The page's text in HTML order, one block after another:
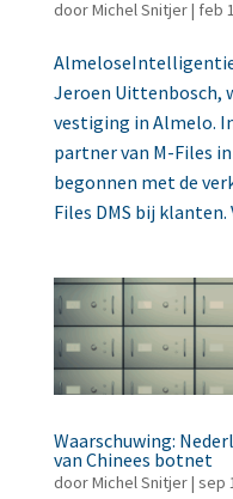
doorMichel Snitjer| feb
Jeroen Uittenbosch,
vestiging in Almelo.
partner van M-Files
begonnen met de
Files DMS bij klanten.
Waarschuwing:
van Chinees botnet
doorMichel Snitjer| sep